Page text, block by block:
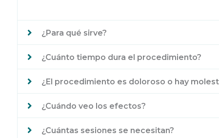
¿Para qué sirve?
¿Cuánto tiempo dura el procedimiento?
¿El procedimiento es doloroso o hay
¿Cuándo veo los efectos?
¿Cuántas sesiones se necesitan?